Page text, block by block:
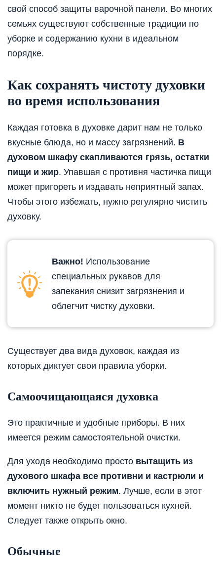
свой способ защиты варочной панели. Во многих
семьях существуют собственные традиции по
уборке и содержанию кухни в идеальном
порядке.
Как сохранять чистоту духовки
во время использования
Каждая готовка в духовке дарит нам не только
вкусные блюда, но и массу загрязнений. В
духовом шкафу скапливаются грязь, остатки
пищи и жир. Упавшая с противня частичка пищи
может пригореть и издавать неприятный запах.
Чтобы этого избежать, нужно регулярно чистить
духовку.
Важно! Использование
специальных рукавов для
запекания снизит загрязнения и
облегчит чистку духовки.
Существует два вида духовок, каждая из
которых диктует свои правила уборки.
Самоочищающаяся духовка
Это практичные и удобные приборы. В них
имеется режим самостоятельной очистки.
Для ухода необходимо просто вытащить из
духового шкафа все противни и кастрюли и
включить нужный режим. Лучше, если в этот
момент никто не будет пользоваться кухней.
Следует также открыть окно.
Обычные